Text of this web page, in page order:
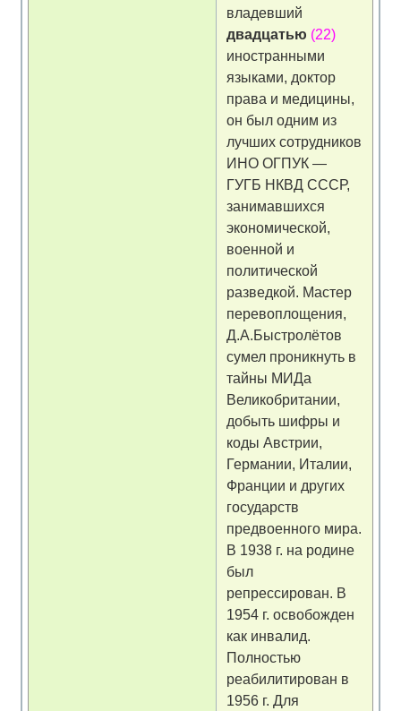
владевший
двадцатью (22)
иностранными
языками, доктор
права и медицины,
он был одним из
лучших сотрудников
ИНО ОГПУК —
ГУГБ НКВД СССР,
занимавшихся
экономической,
военной и
политической
разведкой. Мастер
перевоплощения,
Д.А.Быстролётов
сумел проникнуть в
тайны МИДа
Великобритании,
добыть шифры и
коды Австрии,
Германии, Италии,
Франции и других
государств
предвоенного мира.
В 1938 г. на родине
был
репрессирован. В
1954 г. освобожден
как инвалид.
Полностью
реабилитирован в
1956 г. Для